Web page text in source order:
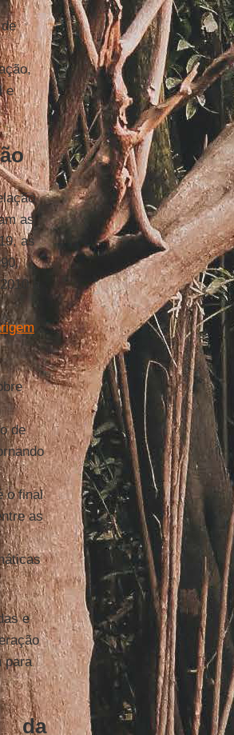
e
as
as
a
de
o final
as
e
para
da